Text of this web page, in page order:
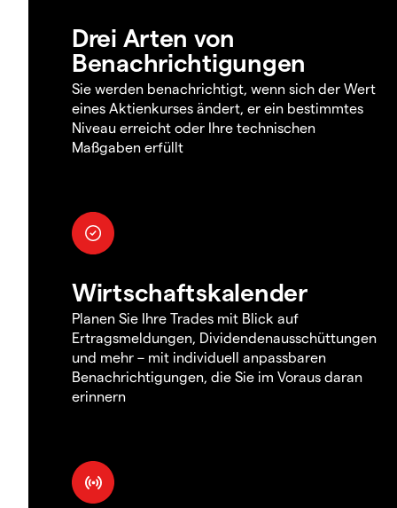
Drei Arten von
Benachrichtigungen
Sie werden benachrichtigt, wenn sich der Wert
eines Aktienkurses ändert, er ein bestimmtes
Niveau erreicht oder Ihre technischen
Maßgaben erfüllt
Wirtschaftskalender
Planen Sie Ihre Trades mit Blick auf
Ertragsmeldungen, Dividendenausschüttungen
und mehr – mit individuell anpassbaren
Benachrichtigungen, die Sie im Voraus daran
erinnern